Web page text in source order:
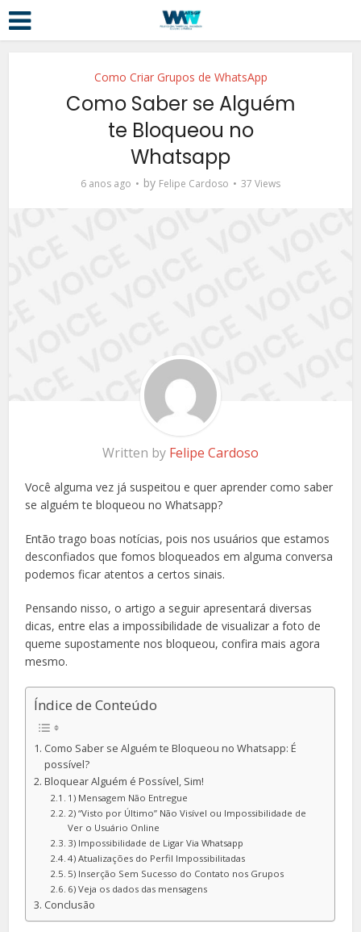
Como Criar Grupos de WhatsApp
Como Saber se Alguém
te Bloqueou no
Whatsapp
6 anos ago by Felipe Cardoso 37 Views
Written by Felipe Cardoso
Você alguma vez já suspeitou e quer aprender como saber
se alguém te bloqueou no Whatsapp?
Então trago boas notícias, pois nos usuários que estamos
desconfiados que fomos bloqueados em alguma conversa
podemos ficar atentos a certos sinais.
Pensando nisso, o artigo a seguir apresentará diversas
dicas, entre elas a impossibilidade de visualizar a foto de
queme supostamente nos bloqueou, confira mais agora
mesmo.
Índice de Conteúdo
Como Saber se Alguém te Bloqueou no Whatsapp: É
possível?
Bloquear Alguém é Possível, Sim!
1) Mensagem Não Entregue
2) “Visto por Último” Não Visível ou Impossibilidade de
Ver o Usuário Online
3) Impossibilidade de Ligar Via Whatsapp
4) Atualizações do Perfil Impossibilitadas
5) Inserção Sem Sucesso do Contato nos Grupos
6) Veja os dados das mensagens
Conclusão